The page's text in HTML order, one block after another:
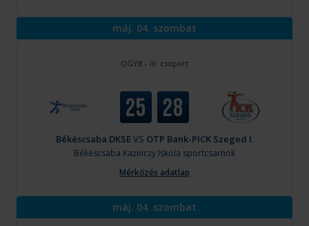
máj. 04. szombat
OGYB - III. csoport
25 28
Békéscsaba DKSE VS OTP Bank-PICK Szeged I.
Békéscsaba Kazinczy Iskola sportcsarnok
Mérkőzés adatlap
máj. 04. szombat